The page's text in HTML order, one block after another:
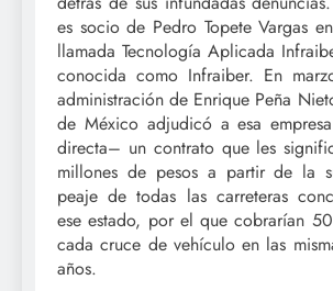
es socio de Pedro Topete Vargas
llamada Tecnología Aplicada
conocida como Infraiber. En
administración de Enrique Peña
de México adjudicó a esa
directa– un contrato que les
millones de pesos a partir de la
peaje de todas las carreteras
ese estado, por el que cobrarían
cada cruce de vehículo en las
años.